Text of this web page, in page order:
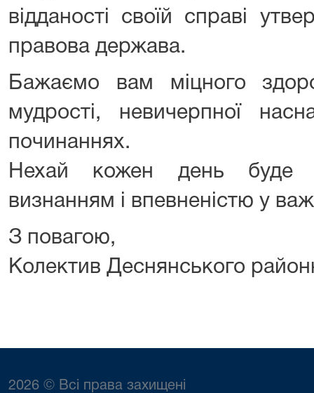
відданості своїй справі
правова держава.
Бажаємо вам міцного
мудрості, невичерпної
починаннях.
Нехай кожен день буде
визнанням і впевненістю у
З повагою,
Колектив Деснянського
2026 © Всі права захищені